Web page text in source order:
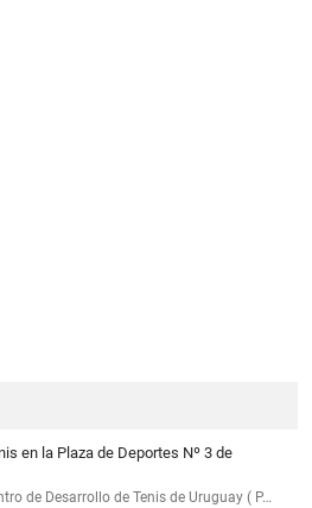
en la Plaza de Deportes Nº 3 de
de Desarrollo de Tenis de Uruguay ( P…